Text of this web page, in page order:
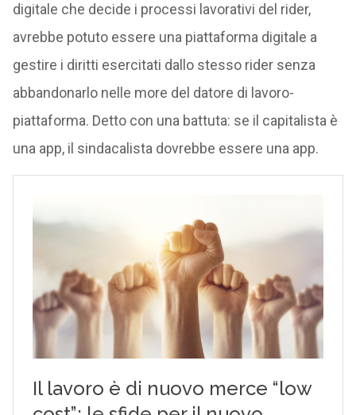
digitale che decide i processi lavorativi del rider,
avrebbe potuto essere una piattaforma digitale a
gestire i diritti esercitati dallo stesso rider senza
abbandonarlo nelle more del datore di lavoro-
piattaforma. Detto con una battuta: se il capitalista è
una app, il sindacalista dovrebbe essere una app.